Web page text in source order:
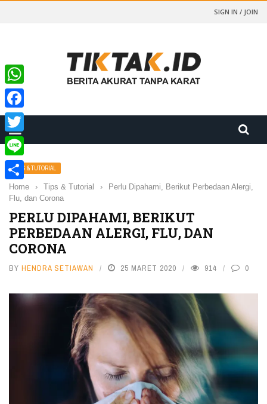
SIGN IN / JOIN
TIPS & TUTORIAL
Home › Tips & Tutorial ›
Perlu Dipahami, Berikut Perbedaan Alergi,
Flu, dan Corona
PERLU DIPAHAMI, BERIKUT
PERBEDAAN ALERGI, FLU, DAN
CORONA
BY HENDRA SETIAWAN 25 MARET 2020 914 0
WhatsApp
Facebook
Twitter
Line
Share